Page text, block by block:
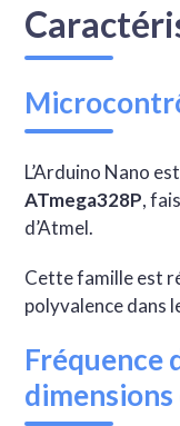
L’Arduino Nano
ATmega328P,
d’Atmel.
Cette famille est
polyvalence dans
Fréquence